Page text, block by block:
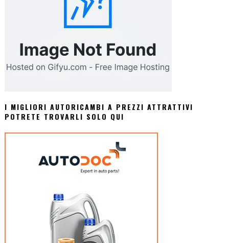
I MIGLIORI AUTORICAMBI A PREZZI ATTRATTIVI
POTRETE TROVARLI SOLO QUI